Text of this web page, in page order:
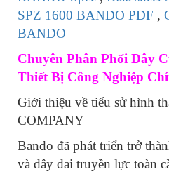
SPZ 1600 BANDO PDF ,
BANDO
Chuyên Phân Phối Dây
Thiết Bị Công Nghiệp
Giới thiệu về tiểu sử hình
COMPANY
Bando đã phát triển trở
và dây đai truyền lực toàn